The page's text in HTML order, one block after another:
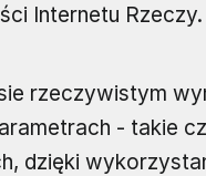
Internetu Rzeczy.
rzeczywistym
- takie
dzięki